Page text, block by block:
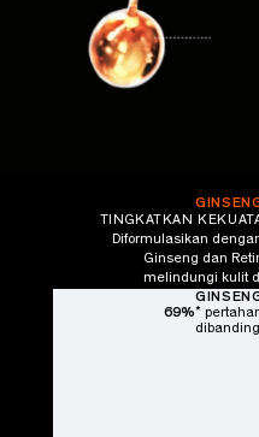
Acetyl
BARU
Acetyl
Acetyl
Acetyl
TINGKATKAN
Diformulasikan
Ginseng dan
melindungi kulit
69%*